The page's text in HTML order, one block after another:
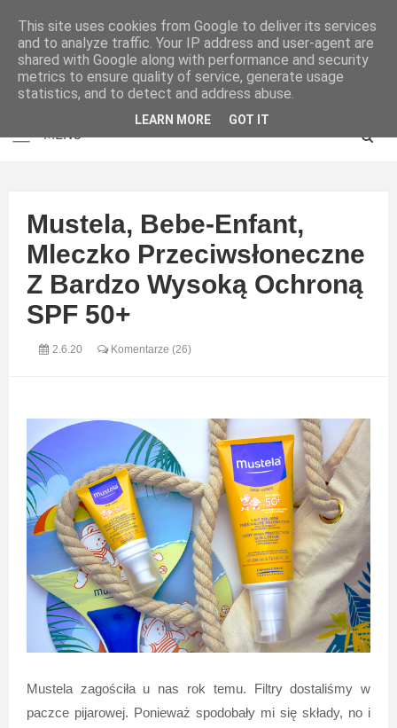
Mustela, Bebe-Enfant,
Mleczko Przeciwsłoneczne
Z Bardzo Wysoką Ochroną
SPF 50+
2.6.20 Komentarze (26)
Mustela zagościła u nas rok temu. Filtry dostaliśmy w
paczce pijarowej. Ponieważ spodobały mi się składy, no i
This site uses cookies from Google to deliver its services
and to analyze traffic. Your IP address and user-agent are
shared with Google along with performance and security
metrics to ensure quality of service, generate usage
statistics, and to detect and address abuse.
LEARN MORE GOT IT